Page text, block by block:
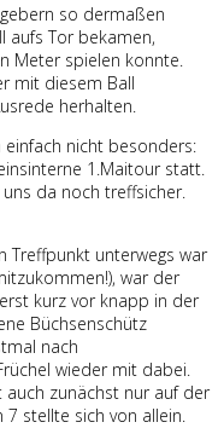
so dermaßen
aufs Tor bekamen,
Meter spielen konnte.
mit diesem Ball
herhalten.
nicht besonders:
1.Maitour statt.
da noch treffsicher.
Treffpunkt unterwegs war
war der
kurz vor knapp in der
Büchsenschütz
nach
wieder mit dabei.
zunächst nur auf der
stellte sich von allein.